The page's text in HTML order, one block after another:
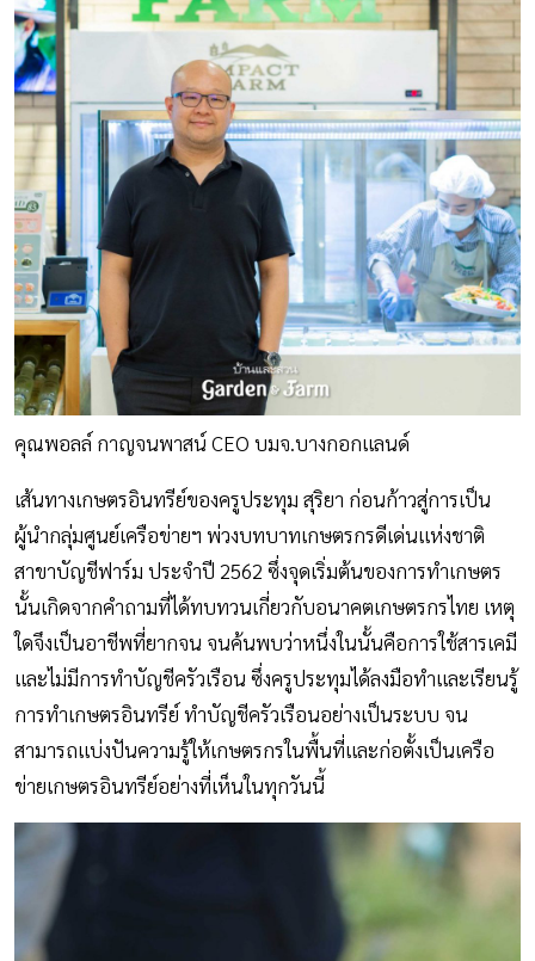
คุณพอลล์ กาญจนพาสน์ CEO บมจ.บางกอกแลนด์
เส้นทางเกษตรอินทรีย์ของครูประทุม สุริยา ก่อนก้าวสู่การเป็น
ผู้นำกลุ่มศูนย์เครือข่ายฯ พ่วงบทบาทเกษตรกรดีเด่นแห่งชาติ
สาขาบัญชีฟาร์ม ประจำปี 2562 ซึ่งจุดเริ่มต้นของการทำเกษตร
นั้นเกิดจากคำถามที่ได้ทบทวนเกี่ยวกับอนาคตเกษตรกรไทย เหตุ
ใดจึงเป็นอาชีพที่ยากจน จนค้นพบว่าหนึ่งในนั้นคือการใช้สารเคมี
และไม่มีการทำบัญชีครัวเรือน ซึ่งครูประทุมได้ลงมือทำและเรียนรู้
การทำเกษตรอินทรีย์ ทำบัญชีครัวเรือนอย่างเป็นระบบ จน
สามารถแบ่งปันความรู้ให้เกษตรกรในพื้นที่และก่อตั้งเป็นเครือ
ข่ายเกษตรอินทรีย์อย่างที่เห็นในทุกวันนี้